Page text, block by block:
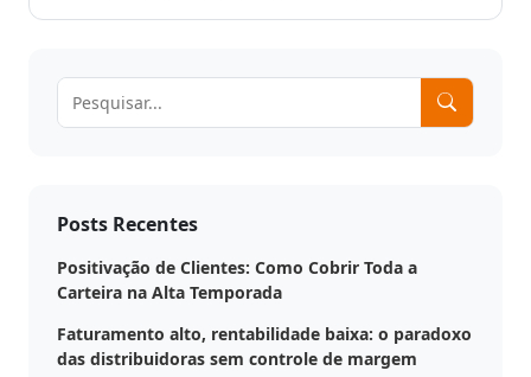
Posts Recentes
Positivação de Clientes: Como Cobrir Toda a
Carteira na Alta Temporada
Faturamento alto, rentabilidade baixa: o paradoxo
das distribuidoras sem controle de margem